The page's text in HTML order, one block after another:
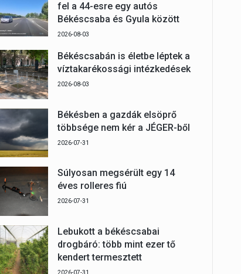
fel a 44-esre egy autós
Békéscsaba és Gyula között
2026-08-03
Békéscsabán is életbe léptek a
víztakarékossági intézkedések
2026-08-03
Békésben a gazdák elsöprő
többsége nem kér a JÉGER-ből
2026-07-31
Súlyosan megsérült egy 14
éves rolleres fiú
2026-07-31
Lebukott a békéscsabai
drogbáró: több mint ezer tő
kendert termesztett
2026-07-31